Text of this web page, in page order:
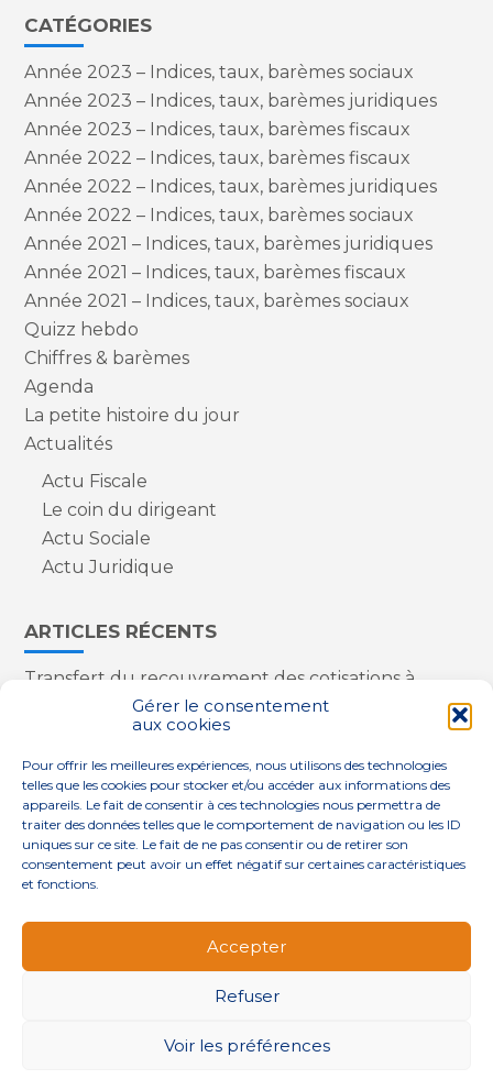
Gérer le consentement
aux cookies
Pour offrir les meilleures expériences, nous utilisons des technologies
telles que les cookies pour stocker et/ou accéder aux informations des
appareils. Le fait de consentir à ces technologies nous permettra de
traiter des données telles que le comportement de navigation ou les ID
uniques sur ce site. Le fait de ne pas consentir ou de retirer son
consentement peut avoir un effet négatif sur certaines caractéristiques
et fonctions.
Accepter
Refuser
Voir les préférences
CATÉGORIES
Année 2023 – Indices, taux, barèmes sociaux
Année 2023 – Indices, taux, barèmes juridiques
Année 2023 – Indices, taux, barèmes fiscaux
Année 2022 – Indices, taux, barèmes fiscaux
Année 2022 – Indices, taux, barèmes juridiques
Année 2022 – Indices, taux, barèmes sociaux
Année 2021 – Indices, taux, barèmes juridiques
Année 2021 – Indices, taux, barèmes fiscaux
Année 2021 – Indices, taux, barèmes sociaux
Quizz hebdo
Chiffres & barèmes
Agenda
La petite histoire du jour
Actualités
Actu Fiscale
Le coin du dirigeant
Actu Sociale
Actu Juridique
ARTICLES RÉCENTS
Transfert du recouvrement des cotisations à
l’Urssaf : des nouveautés
Appareils reconditionnés : annulation de la
Contrôle de la qualité de l’air dans les ERP
Industriels : le point sur les dernières évolutions
réglementaires
QUI SOMMES-NOUS ?
NOS SOLUTIONS
ACTUALITÉS CONTACT
MENTIONS LÉGALES